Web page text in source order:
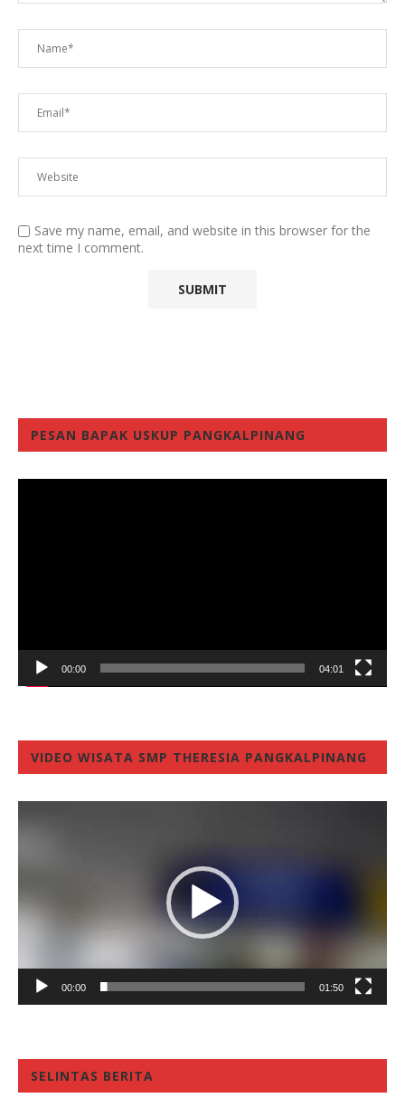
Save my name, email, and website in this browser for the
next time I comment.
PESAN BAPAK USKUP PANGKALPINANG
00:00 04:01
VIDEO WISATA SMP THERESIA PANGKALPINANG
00:00 01:50
SELINTAS BERITA